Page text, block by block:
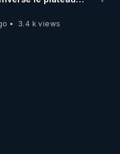
que vous avez
3.4 k views